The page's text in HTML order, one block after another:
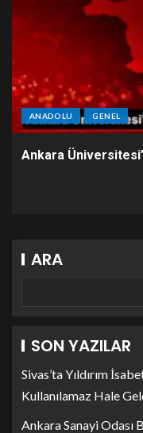
ANADOLU GENEL
Ankara
ARA
SON YAZILAR
Sivas’ta Yıldırım
Kullanılamaz Hale
Ankara Sanayi Odası